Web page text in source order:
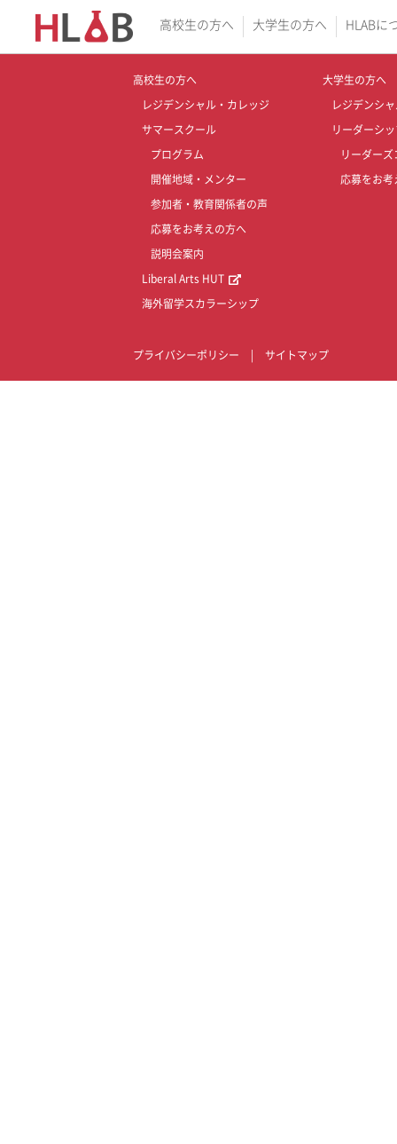
高校生の方へ 大学生の方へ HLABに
高校生の方へ
レジデンシャル・カレッジ
サマースクール
プログラム
開催地域・メンター
参加者・教育関係者の声
応募をお考えの方へ
説明会案内
Liberal Arts HUT
海外留学スカラーシップ
大学生の方へ
レジデンシ
リーダーシ
リーダーズ
応募をお考
プライバシーポリシー サイトマップ